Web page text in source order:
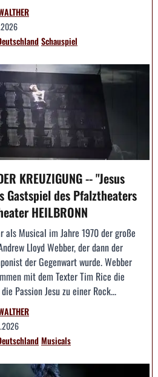
Schauspiel
KREUZIGUNG -- "Jesus
Gastspiel des Pfalztheaters
HEILBRONN
als Musical im Jahre 1970 der große
Lloyd Webber, der dann der
der Gegenwart wurde. Webber
mit dem Texter Tim Rice die
Passion Jesu zu einer Rock...
Musicals